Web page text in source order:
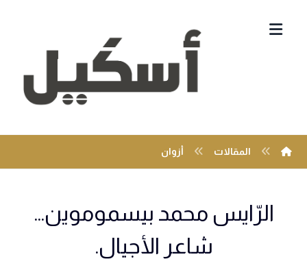
المقالات أزوان
الرّايس محمد بيسموموين…
شاعر الأجيال.